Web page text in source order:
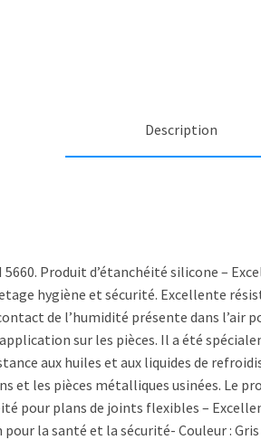
Description
Produit d’étanchéité silicone –
hygiène et sécurité. Excellente
de l’humidité présente dans l’air
sur les pièces. Il a été
aux huiles et aux liquides de
et les pièces métalliques usinées. Le
pour plans de joints flexibles –
la santé et la sécurité- Couleur :